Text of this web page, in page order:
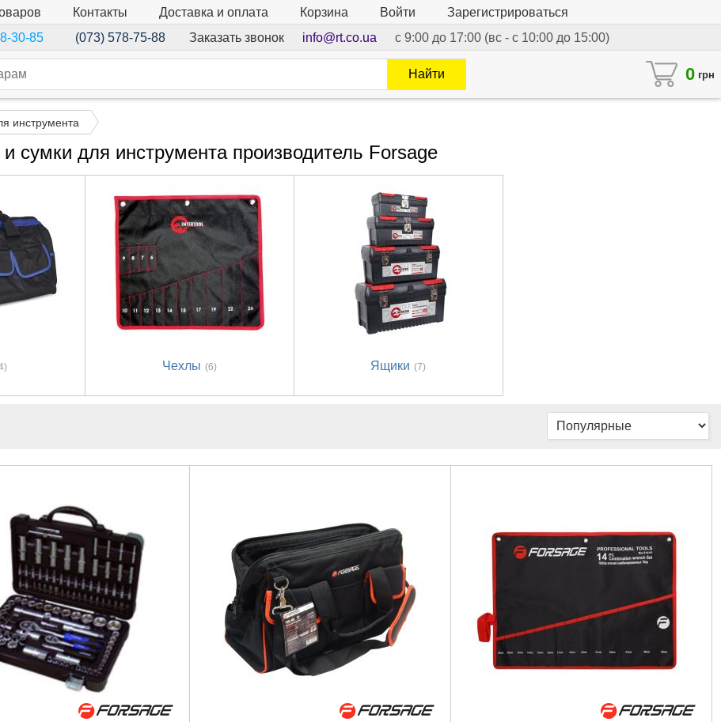
Контакты Доставка и оплата Корзина Войти
Зарегистрироваться
30-85 (073) 578-75-88 Заказать звонок info@rt.co.ua с 9:00 до 17:00 (вс - с 10:00 до 15:00)
0 грн
Найти
инструмента
сумки для инструмента производитель Forsage
Чехлы (6) Ящики (7)